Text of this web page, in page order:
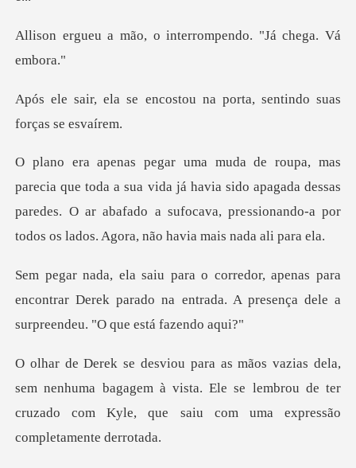
, o interrompendo. "
ostou na porta, sentindo
vida já havia sido apagada dessas
paredes. O ar abafado a sufocava, pre
para
encontrar Derek parado na entrada. A prese
nenhuma bagagem à vista. Ele se lembrou de ter
cruzado com